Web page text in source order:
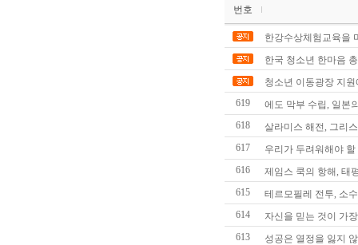
번호
한강수상체험교육을
한국 청소년 한마음
청소년 이동광장 지
619
에도 막부 수립, 일본
618
살라미스 해전, 그리
617
우리가 두려워해야
616
제임스 쿡의 항해, 태
615
테르모필레 전투, 소
614
자신을 믿는 것이 가
613
성공은 열정을 잃지